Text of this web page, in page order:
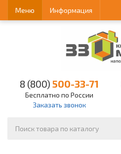
Меню Информация
8 (800) 500-33-71
Бесплатно по России
Заказать звонок